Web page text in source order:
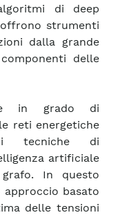
di deep
strumenti
dalla grande
delle
in grado di
reti energetiche
di tecniche di
artificiale
In questo
basato
delle tensioni